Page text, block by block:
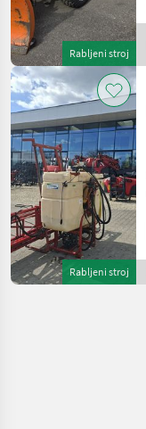
Rabljeni stroj
Rabljeni stroj